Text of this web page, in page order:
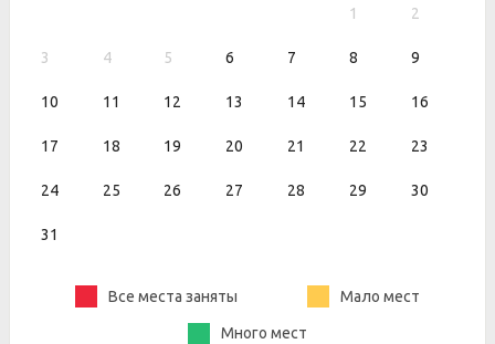
1 2
3 4 5 6 7 8 9
10 11 12 13 14 15 16
17 18 19 20 21 22 23
24 25 26 27 28 29 30
31
Все места заняты Мало мест
Много мест